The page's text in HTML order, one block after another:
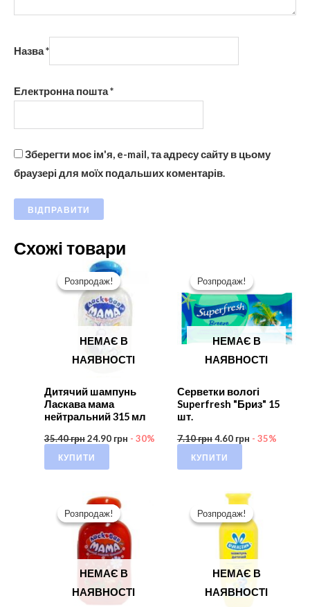
Назва*
Електронна пошта*
Зберегти моє ім'я, e-mail, та адресу сайту в цьому
браузері для моїх подальших коментарів.
Схожі товари
Розпродаж!
НЕМАЄ В
НАЯВНОСТІ
Розпродаж!
Дитячий шампунь
Ласкава мама
нейтральний 315 мл
35.40грн 24.90 грн - 30%
КУПИТИ
Розпродаж!
НЕМАЄ В
НАЯВНОСТІ
Розпродаж!
Серветки вологі
Superfresh "Бриз" 15
шт.
7.10грн4.60 грн - 35%
КУПИТИ
Розпродаж!
НЕМАЄ В
НАЯВНОСТІ
Розпродаж! Розпродаж!
НЕМАЄ В
НАЯВНОСТІ
Розпродаж!